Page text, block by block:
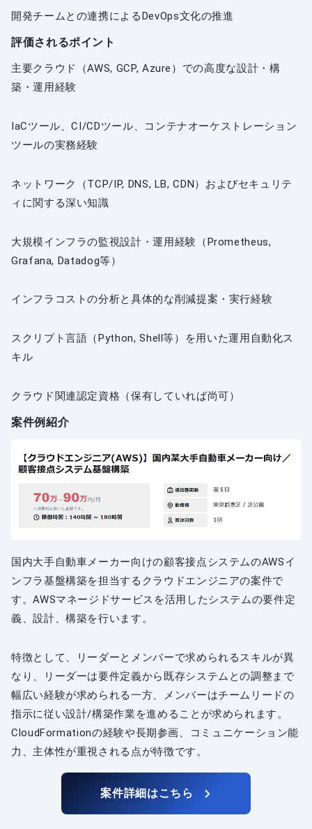
開発チームとの連携によるDevOps文化の推進
評価されるポイント
主要クラウド（AWS, GCP, Azure）での高度な設計・構
築・運用経験
IaCツール、CI/CDツール、コンテナオーケストレーション
ツールの実務経験
ネットワーク（TCP/IP, DNS, LB, CDN）およびセキュリテ
ィに関する深い知識
大規模インフラの監視設計・運用経験（Prometheus,
Grafana, Datadog等）
インフラコストの分析と具体的な削減提案・実行経験
スクリプト言語（Python, Shell等）を用いた運用自動化ス
キル
クラウド関連認定資格（保有していれば尚可）
案件例紹介
国内大手自動車メーカー向けの顧客接点システムのAWSイ
ンフラ基盤構築を担当するクラウドエンジニアの案件で
す。AWSマネージドサービスを活用したシステムの要件定
義、設計、構築を行います。
特徴として、リーダーとメンバーで求められるスキルが異
なり、リーダーは要件定義から既存システムとの調整まで
幅広い経験が求められる一方、メンバーはチームリードの
指示に従い設計/構築作業を進めることが求められます。
CloudFormationの経験や長期参画、コミュニケーション能
力、主体性が重視される点が特徴です。
案件詳細はこちら